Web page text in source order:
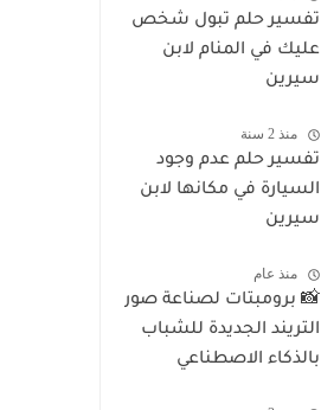
تفسير حلم تبول شخص
عليك في المنام لابن
سيرين
منذ 2 سنة
تفسير حلم عدم وجود
السيارة في مكانها لابن
سيرين
منذ عام
📸 برومبتات لصناعة صور
التريند الجديدة للشباب
بالذكاء الاصطناعي